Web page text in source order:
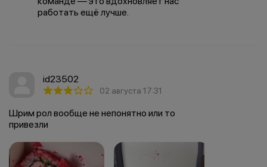
работать ещё лучше.
id23502
02 августа 17:31
Шрим рол вообще не непонятно или то
привезли